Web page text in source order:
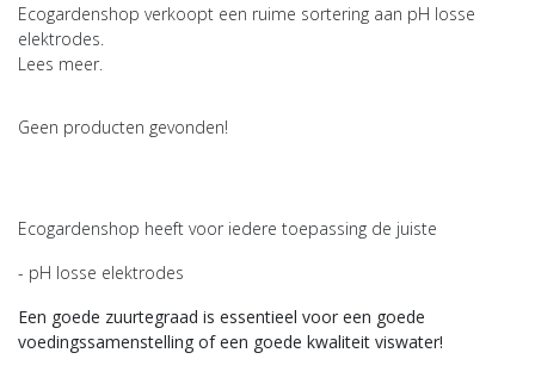
Ecogardenshop verkoopt een ruime sortering aan pH losse
elektrodes.
Lees meer.
Geen producten gevonden!
Ecogardenshop heeft voor iedere toepassing de juiste
- pH losse elektrodes
Een goede zuurtegraad is essentieel voor een goede
voedingssamenstelling of een goede kwaliteit viswater!